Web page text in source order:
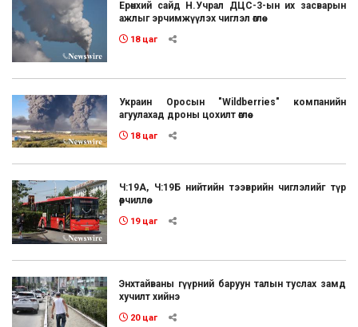
Ерөнхий сайд Н.Учрал ДЦС-3-ын их засварын
ажлыг эрчимжүүлэх чиглэл өглөө
18 цаг
Украин Оросын "Wildberries" компанийн
агуулахад дроны цохилт өглөө
18 цаг
Ч:19А, Ч:19Б нийтийн тээврийн чиглэлийг түр
өөрчиллөө
19 цаг
Энхтайваны гүүрний баруун талын туслах замд
хучилт хийнэ
20 цаг